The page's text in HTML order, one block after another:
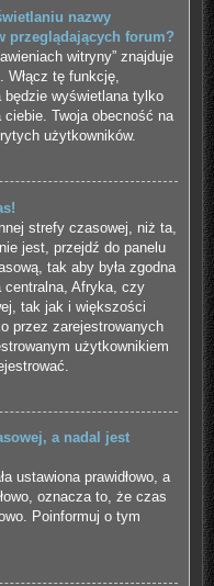
nazwy
przeglądających forum?
witryny” znajduje
. Włącz tę funkcję,
wyświetlana tylko
Twoja obecność na
użytkowników.
strefy czasowej, niż ta,
jest, przejdź do panelu
tak aby była zgodna
centralna, Afryka, czy
tak jak i większości
przez zarejestrowanych
użytkownikiem
a nadal jest
ustawiona prawidłowo, a
oznacza to, że czas
Poinformuj o tym